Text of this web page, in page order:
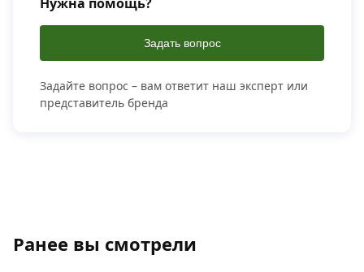
Задать вопрос
Задайте вопрос – вам ответит наш эксперт или
представитель бренда
Ранее вы смотрели